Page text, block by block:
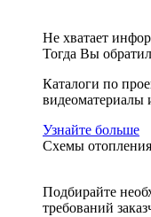
Не хватает
Тогда Вы
Каталоги по
видеоматериалы
Узнайте больше
Схемы
Подбирайте
требований